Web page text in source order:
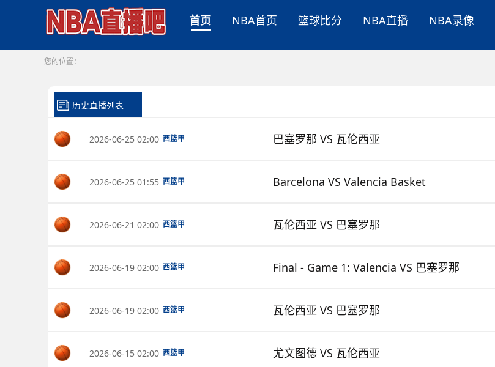
首页 NBA首页 篮球比分 NBA直播 NBA录像
您的位置：
历史直播列表
2026-06-25 02:00 西篮甲 巴塞罗那 VS 瓦伦西亚
2026-06-25 01:55 西篮甲 Barcelona VS Valencia Basket
2026-06-21 02:00 西篮甲 瓦伦西亚 VS 巴塞罗那
2026-06-19 02:00 西篮甲 Final - Game 1: Valencia VS 巴塞罗那
2026-06-19 02:00 西篮甲 瓦伦西亚 VS 巴塞罗那
2026-06-15 02:00 西篮甲 尤文图德 VS 瓦伦西亚